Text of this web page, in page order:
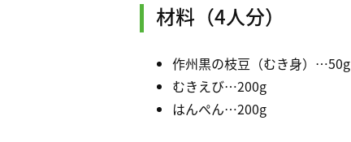
材料（4人分）
作州黒の枝豆（むき身）…50g
むきえび…200g
はんぺん…200g